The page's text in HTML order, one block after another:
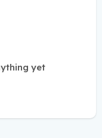
yet